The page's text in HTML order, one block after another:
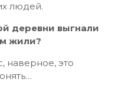
людей.
деревни выгнали
жили?
наверное, это